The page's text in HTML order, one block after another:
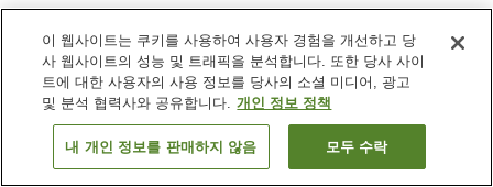
숙소 편의 시설/서비스
주차장
제트 욕조
암반욕
사우나
일본 오카야마 구라시키 호텔 세토 오하시
객실 보기
이 웹사이트는 쿠키를 사용하여 사용자 경험을 개선하고 당
사 웹사이트의 성능 및 트래픽을 분석합니다. 또한 당사 사이
트에 대한 사용자의 사용 정보를 당사의 소셜 미디어, 광고
및 분석 협력사와 공유합니다. 개인 정보 정책
내 개인 정보를 판매하지 않음 모두 수락